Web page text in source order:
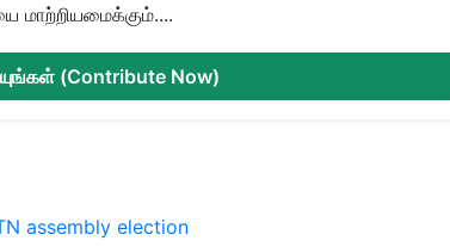
மாற்றியமைக்கும்....
(Contribute Now)
assembly election